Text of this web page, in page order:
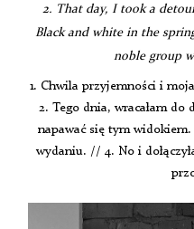
2. That day, I took a
Black and white in the
noble group
1. Chwila przyjemności i
2. Tego dnia, wracałam do
napawać się tym
wydaniu. // 4. No i